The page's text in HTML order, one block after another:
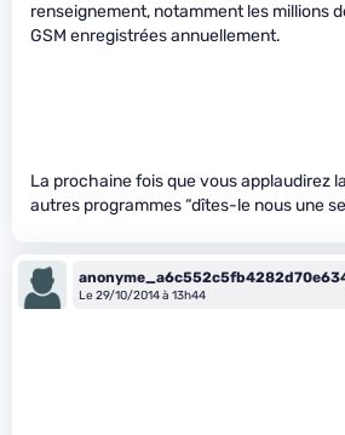
renseignement, notamment les millions
GSM enregistrées annuellement.
La prochaine fois que vous applaudirez
autres programmes “dîtes-le nous une
Le 29/10/2014 à 13h44